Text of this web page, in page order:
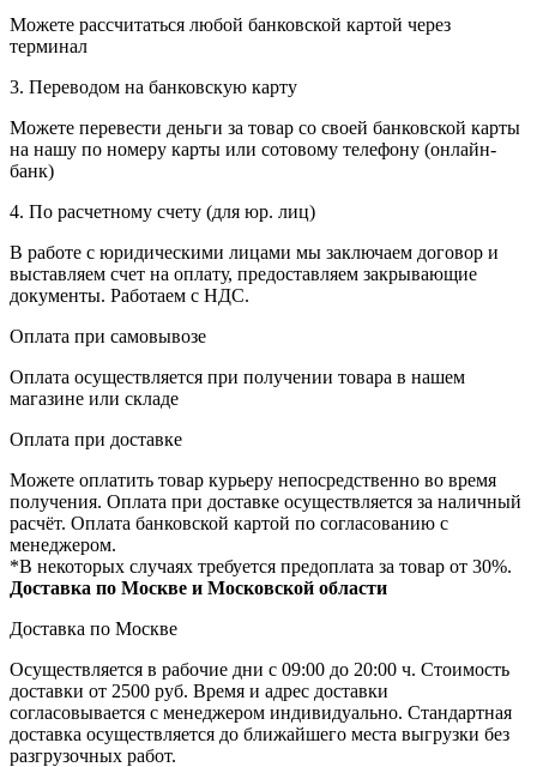
Можете рассчитаться любой банковской картой через
терминал
3. Переводом на банковскую карту
Можете перевести деньги за товар со своей банковской карты
на нашу по номеру карты или сотовому телефону (онлайн-
банк)
4. По расчетному счету (для юр. лиц)
В работе с юридическими лицами мы заключаем договор и
выставляем счет на оплату, предоставляем закрывающие
документы. Работаем с НДС.
Оплата при самовывозе
Оплата осуществляется при получении товара в нашем
магазине или складе
Оплата при доставке
Можете оплатить товар курьеру непосредственно во время
получения. Оплата при доставке осуществляется за наличный
расчёт. Оплата банковской картой по согласованию с
менеджером.
*В некоторых случаях требуется предоплата за товар от 30%.
Доставка по Москве и Московской области
Доставка по Москве
Осуществляется в рабочие дни с 09:00 до 20:00 ч. Стоимость
доставки от 2500 руб. Время и адрес доставки
согласовывается с менеджером индивидуально. Стандартная
доставка осуществляется до ближайшего места выгрузки без
разгрузочных работ.